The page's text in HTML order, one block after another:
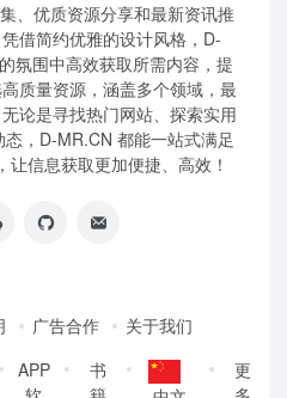
、优质资源分享和最新资讯推
借简约优雅的设计风格，D-
氛围中高效获取所需内容，提
质量资源，涵盖多个领域，最
论是寻找热门网站、探索实用
，D-MR.CN 都能一站式满足
信息获取更加便捷、高效！
广告合作
关于我们
APP
书
更